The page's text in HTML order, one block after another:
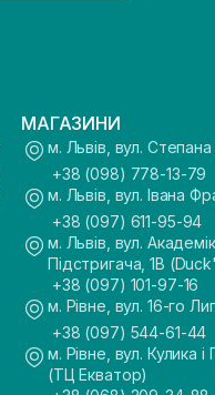
МАГАЗИНИ
м. Львів, вул.
+38 (098) 778-13-79
м. Львів, вул. Івана
+38 (097) 611-95-94
м. Львів, вул.
Підстригача, 1В
+38 (097) 101-97-16
м. Рівне, вул. 16-го
+38 (097) 544-61-44
м. Рівне, вул. Кулика і
(ТЦ Екватор)